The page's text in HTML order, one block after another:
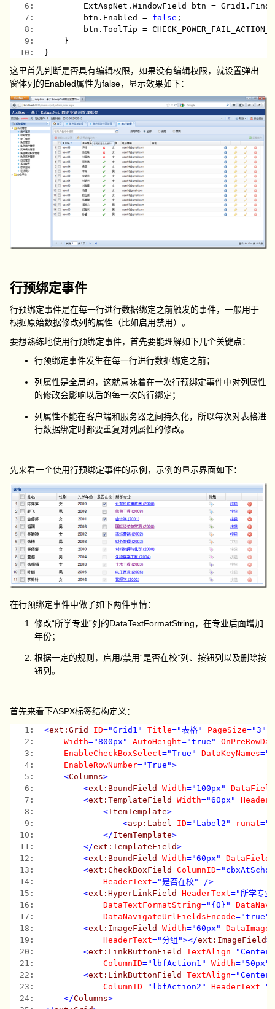
   6:
ExtAspNet.WindowField btn =
   7:
        btn.Enabled =
false ;
   8:
btn.ToolTip =
   9:
    }
  10:
}
这里首先判断是否具有编辑权限，如果没有编辑权限，就设置弹出
窗体列的Enabled属性为false，显示效果如下：
行预绑定事件
行预绑定事件是在每一行进行数据绑定之前触发的事件，一般用于
根据原始数据修改列的属性（比如启用禁用）。
要想熟练地使用行预绑定事件，首先要能理解如下几个关键点：
行预绑定事件发生在每一行进行数据绑定之前；
列属性是全局的，这就意味着在一次行预绑定事件中对列属性
的修改会影响以后的每一次的行绑定；
列属性不能在客户端和服务器之间持久化，所以每次对表格进
行数据绑定时都要重复对列属性的修改。
先来看一个使用行预绑定事件的示例，示例的显示界面如下：
在行预绑定事件中做了如下两件事情：
修改“所学专业”列的DataTextFormatString，在专业后面增加
年份；
根据一定的规则，启用/禁用“是否在校”列、按钮列以及删除按
钮列。
首先来看下ASPX标签结构定义：
   1:
<ext:Grid ID="Grid1" Title="表格" PageSize="3"
   2:
Width="800px" AutoHeight="true"
   3:
EnableCheckBoxSelect="True" DataKeyNames
   4:
EnableRowNumber="True">
   5:
<Columns>
   6:
<ext:BoundField Width="100px"
DataField
   7:
<ext:TemplateField Width="60px"
   8:
<ItemTemplate>
   9:
<asp:Label ID="Label2" runat
  10:
</ItemTemplate>
  11:
</ext:TemplateField>
  12:
<ext:BoundField Width="60px" DataField
  13:
<ext:CheckBoxField ColumnID
  14:
HeaderText="是否在校"
/>
  15:
<ext:HyperLinkField HeaderText="所学专
  16:
DataTextFormatString="{0}"
  17:
DataNavigateUrlFieldsEncode="true"
  18:
<ext:ImageField Width="60px"
  19:
HeaderText="分组"></ext:ImageField>
  20:
<ext:LinkButtonField TextAlign="Center"
  21:
ColumnID="lbfAction1" Width="50px"
  22:
<ext:LinkButtonField TextAlign="Center"
  23:
ColumnID="lbfAction2" HeaderText
  24:
</Columns>